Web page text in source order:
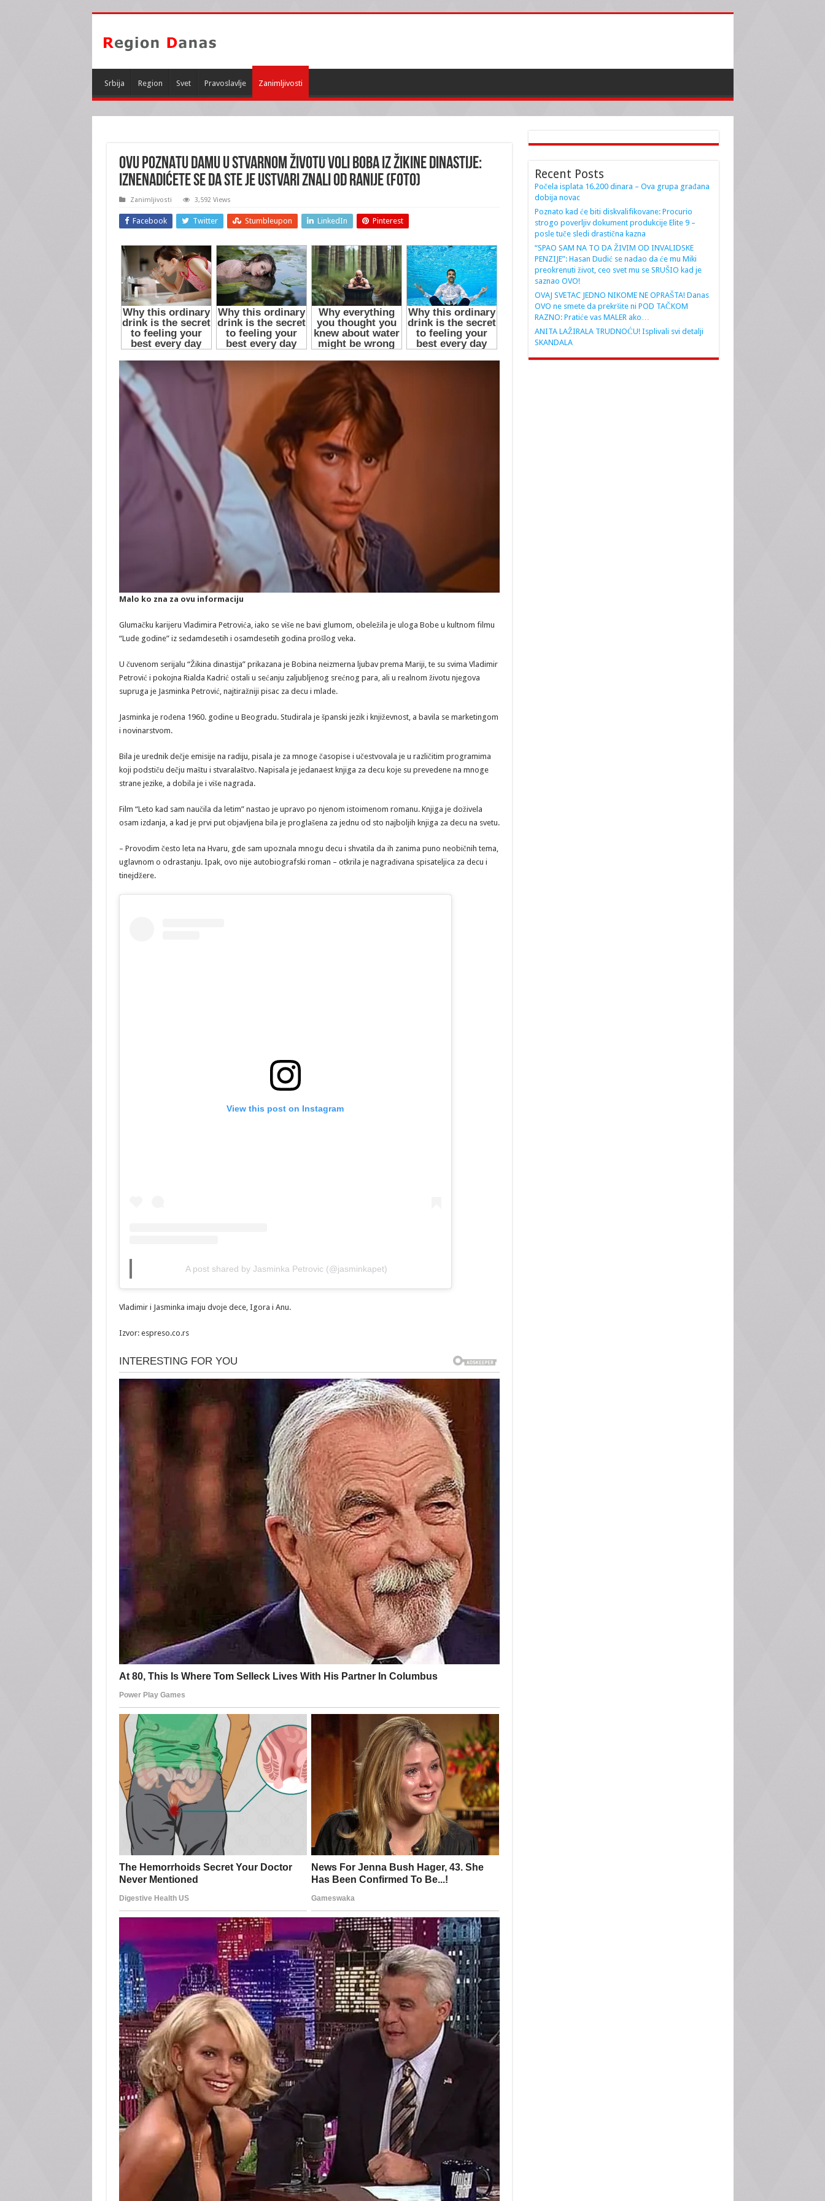
Srbija Region Svet Pravoslavlje Zanimljivosti
OVU POZNATU DAMU U STVARNOM ŽIVOTU VOLI BOBA IZ ŽIKINE DINASTIJE:
Iznenadićete se da ste je ustvari znali od ranije (FOTO)
Zanimljivosti 3,592 Views
Facebook Twitter Stumbleupon LinkedIn Pinterest
Malo ko zna za ovu informaciju
Glumačku karijeru Vladimira Petrovića, iako se više ne bavi glumom, obeležila je uloga Bobe u kultnom filmu
“Lude godine” iz sedamdesetih i osamdesetih godina prošlog veka.
U čuvenom serijalu “Žikina dinastija” prikazana je Bobina neizmerna ljubav prema Mariji, te su svima Vladimir
Petrović i pokojna Rialda Kadrić ostali u sećanju zaljubljenog srećnog para, ali u realnom životu njegova
supruga je Jasminka Petrović, najtiražniji pisac za decu i mlade.
Jasminka je rođena 1960. godine u Beogradu. Studirala je španski jezik i književnost, a bavila se marketingom
i novinarstvom.
Bila je urednik dečje emisije na radiju, pisala je za mnoge časopise i učestvovala je u različitim programima
koji podstiču dečju maštu i stvaralaštvo. Napisala je jedanaest knjiga za decu koje su prevedene na mnoge
strane jezike, a dobila je i više nagrada.
Film “Leto kad sam naučila da letim” nastao je upravo po njenom istoimenom romanu. Knjiga je doživela
osam izdanja, a kad je prvi put objavljena bila je proglašena za jednu od sto najboljih knjiga za decu na svetu.
– Provodim često leta na Hvaru, gde sam upoznala mnogu decu i shvatila da ih zanima puno neobičnih tema,
uglavnom o odrastanju. Ipak, ovo nije autobiografski roman – otkrila je nagrađivana spisateljica za decu i
tinejdžere.
View this post on Instagram
A post shared by Jasminka Petrovic (@jasminkapet)
Vladimir i Jasminka imaju dvoje dece, Igora i Anu.
Izvor: espreso.co.rs
Recent Posts
Počela isplata 16.200 dinara – Ova grupa građana
dobija novac
Poznato kad će biti diskvalifikovane: Procurio
strogo poverljiv dokument produkcije Elite 9 –
posle tuče sledi drastična kazna
“SPAO SAM NA TO DA ŽIVIM OD INVALIDSKE
PENZIJE”: Hasan Dudić se nadao da će mu Miki
preokrenuti život, ceo svet mu se SRUŠIO kad je
saznao OVO!
OVAJ SVETAC JEDNO NIKOME NE OPRAŠTA! Danas
OVO ne smete da prekršite ni POD TAČKOM
RAZNO: Pratiće vas MALER ako…
ANITA LAŽIRALA TRUDNOĆU! Isplivali svi detalji
SKANDALA